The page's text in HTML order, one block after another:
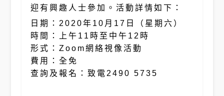
迎有興趣人士參加。活動詳情如下：
日期：2020年10月17日（星期六）
時間：上午11時至中午12時
形式：Zoom網絡視像活動
費用：全免
查詢及報名：致電2490 5735